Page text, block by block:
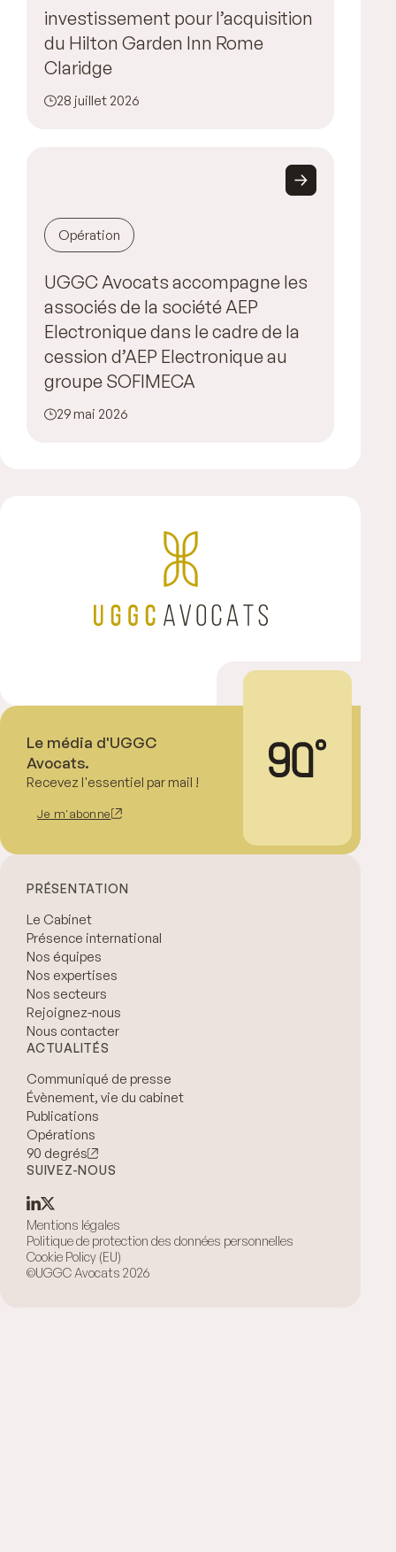
investissement pour l’acquisition
du Hilton Garden Inn Rome
Claridge
28 juillet 2026
Opération
UGGC Avocats accompagne les
associés de la société AEP
Electronique dans le cadre de la
cession d’AEP Electronique au
groupe SOFIMECA
29 mai 2026
Le média d'UGGC
Avocats.
Recevez l'essentiel par mail !
Je m'abonne
PRÉSENTATION
Le Cabinet
Présence international
Nos équipes
Nos expertises
Nos secteurs
Rejoignez-nous
Nous contacter
ACTUALITÉS
Communiqué de presse
Évènement, vie du cabinet
Publications
Opérations
90 degrés
SUIVEZ-NOUS
Mentions légales
Politique de protection des données personnelles
Cookie Policy (EU)
©UGGC Avocats 2026